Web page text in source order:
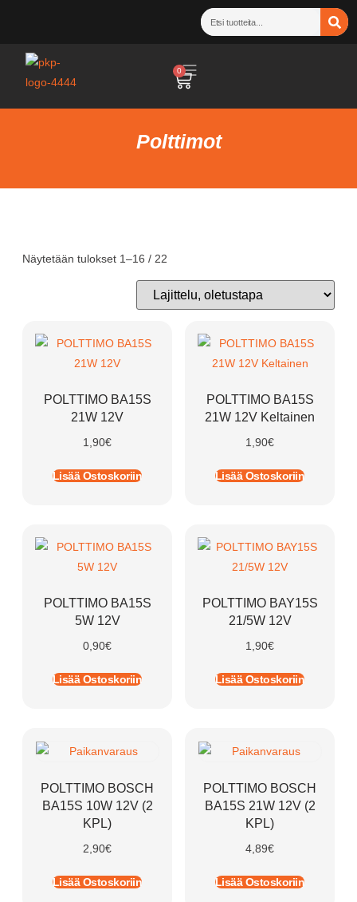
0
Polttimot
Näytetään tulokset 1–16 / 22
POLTTIMO BA15S
21W 12V
1,90€
Lisää Ostoskoriin
POLTTIMO BA15S
21W 12V Keltainen
1,90€
Lisää Ostoskoriin
POLTTIMO BA15S
5W 12V
0,90€
Lisää Ostoskoriin
POLTTIMO BAY15S
21/5W 12V
1,90€
Lisää Ostoskoriin
POLTTIMO BOSCH
BA15S 10W 12V (2
KPL)
2,90€
Lisää Ostoskoriin
POLTTIMO BOSCH
BA15S 21W 12V (2
KPL)
4,89€
Lisää Ostoskoriin